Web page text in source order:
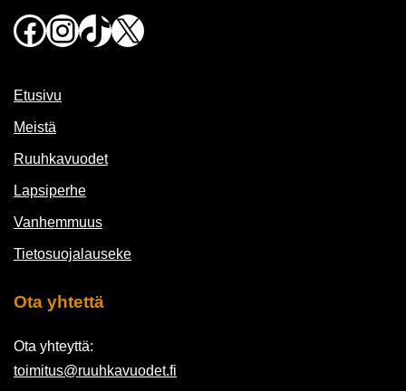
Facebook
Instagram
TikTok
X
Etusivu
Meistä
Ruuhkavuodet
Lapsiperhe
Vanhemmuus
Tietosuojalauseke
Ota yhtettä
Ota yhteyttä:
toimitus@ruuhkavuodet.fi